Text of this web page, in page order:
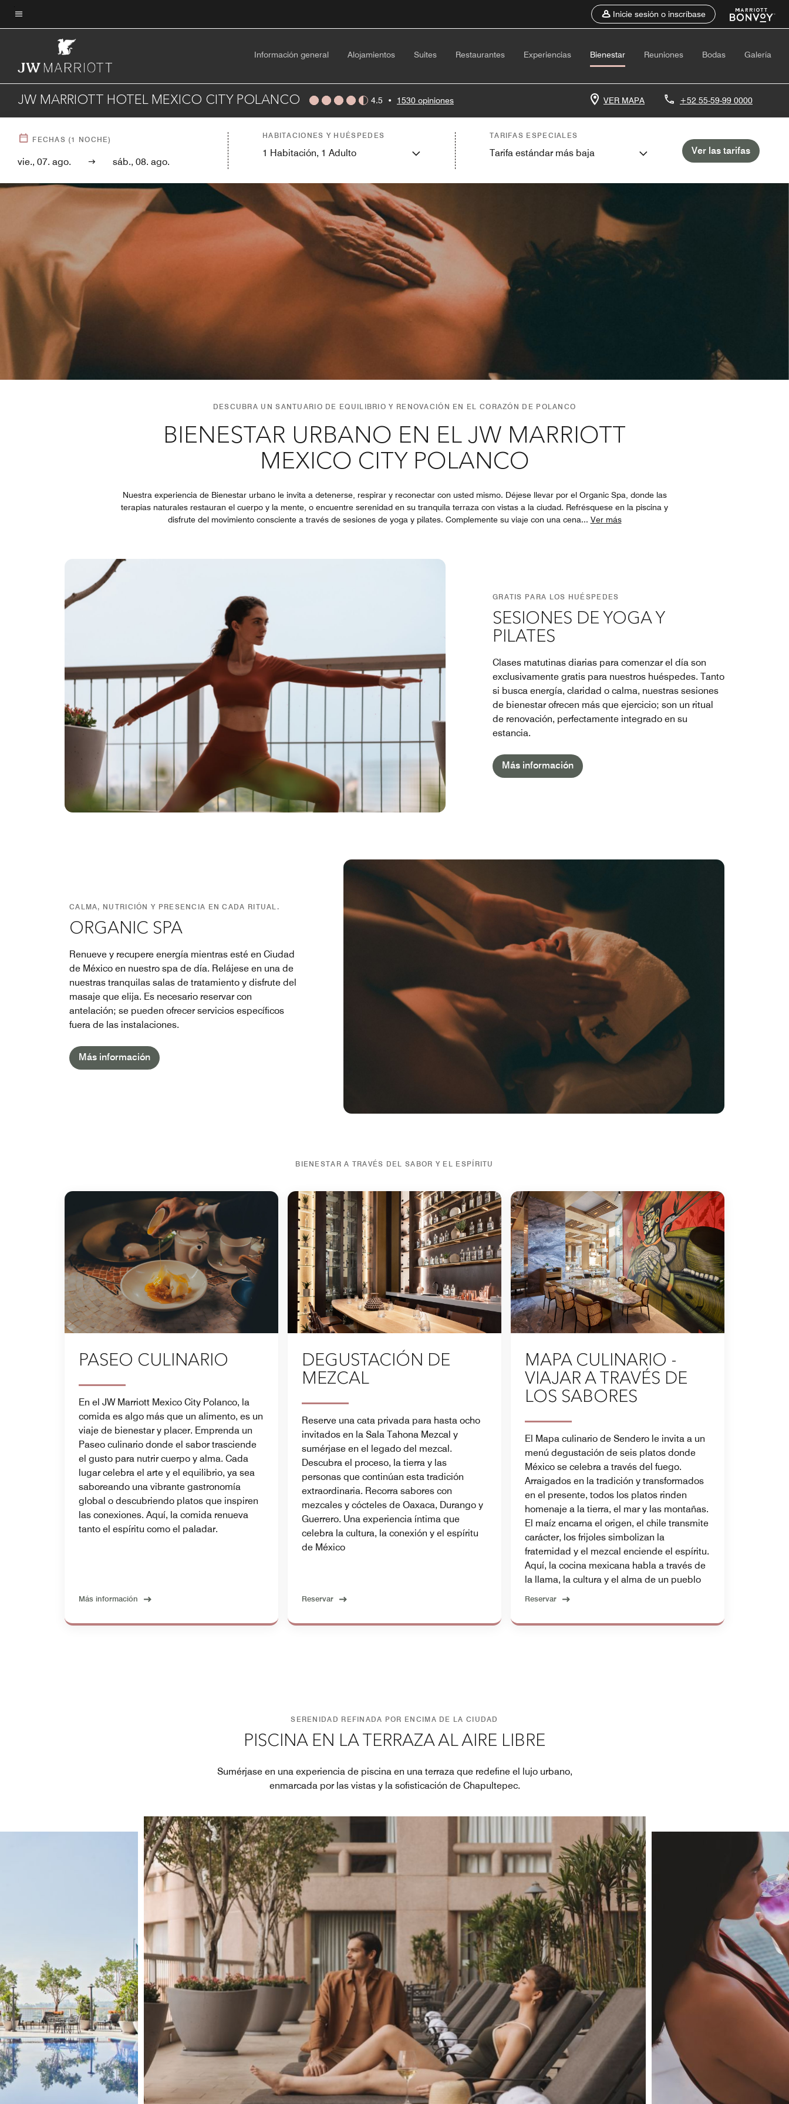
Skip
toTexto del menú
Inicie sesión o inscríbase
Información general Alojamientos Suites Restaurantes Experiencias Bienestar Reuniones Bodas Galería
JW MARRIOTT HOTEL MEXICO CITY POLANCO 4.5 • 1530 opiniones VER MAPA +52 55-59-99 0000
FECHAS (1 NOCHE)
vie., 07. ago. sáb., 08. ago.
HABITACIONES Y HUÉSPEDES
1 Habitación, 1 Adulto
TARIFAS ESPECIALES
Tarifa estándar más baja Ver las tarifas
DESCUBRA UN SANTUARIO DE EQUILIBRIO Y RENOVACIÓN EN EL CORAZÓN DE POLANCO
BIENESTAR URBANO EN EL JW MARRIOTT
MEXICO CITY POLANCO
Nuestra experiencia de Bienestar urbano le invita a detenerse, respirar y reconectar con usted mismo. Déjese llevar por el Organic Spa, donde las
terapias naturales restauran el cuerpo y la mente, o encuentre serenidad en su tranquila terraza con vistas a la ciudad. Refrésquese en la piscina y
disfrute del movimiento consciente a través de sesiones de yoga y pilates. Complemente su viaje con una cena... Ver más
GRATIS PARA LOS HUÉSPEDES
SESIONES DE YOGA Y
PILATES
Clases matutinas diarias para comenzar el día son
exclusivamente gratis para nuestros huéspedes. Tanto
si busca energía, claridad o calma, nuestras sesiones
de bienestar ofrecen más que ejercicio; son un ritual
de renovación, perfectamente integrado en su
estancia.
Más información
CALMA, NUTRICIÓN Y PRESENCIA EN CADA RITUAL.
ORGANIC SPA
Renueve y recupere energía mientras esté en Ciudad
de México en nuestro spa de día. Relájese en una de
nuestras tranquilas salas de tratamiento y disfrute del
masaje que elija. Es necesario reservar con
antelación; se pueden ofrecer servicios específicos
fuera de las instalaciones.
Más información
BIENESTAR A TRAVÉS DEL SABOR Y EL ESPÍRITU
PASEO CULINARIO
En el JW Marriott Mexico City Polanco, la
comida es algo más que un alimento, es un
viaje de bienestar y placer. Emprenda un
Paseo culinario donde el sabor trasciende
el gusto para nutrir cuerpo y alma. Cada
lugar celebra el arte y el equilibrio, ya sea
saboreando una vibrante gastronomía
global o descubriendo platos que inspiren
las conexiones. Aquí, la comida renueva
tanto el espíritu como el paladar.
Más información
DEGUSTACIÓN DE
MEZCAL
Reserve una cata privada para hasta ocho
invitados en la Sala Tahona Mezcal y
sumérjase en el legado del mezcal.
Descubra el proceso, la tierra y las
personas que continúan esta tradición
extraordinaria. Recorra sabores con
mezcales y cócteles de Oaxaca, Durango y
Guerrero. Una experiencia íntima que
celebra la cultura, la conexión y el espíritu
de México
Reservar
MAPA CULINARIO -
VIAJAR A TRAVÉS DE
LOS SABORES
El Mapa culinario de Sendero le invita a un
menú degustación de seis platos donde
México se celebra a través del fuego.
Arraigados en la tradición y transformados
en el presente, todos los platos rinden
homenaje a la tierra, el mar y las montañas.
El maíz encarna el origen, el chile transmite
carácter, los frijoles simbolizan la
fraternidad y el mezcal enciende el espíritu.
Aquí, la cocina mexicana habla a través de
la llama, la cultura y el alma de un pueblo
Reservar
SERENIDAD REFINADA POR ENCIMA DE LA CIUDAD
PISCINA EN LA TERRAZA AL AIRE LIBRE
Sumérjase en una experiencia de piscina en una terraza que redefine el lujo urbano,
enmarcada por las vistas y la sofisticación de Chapultepec.